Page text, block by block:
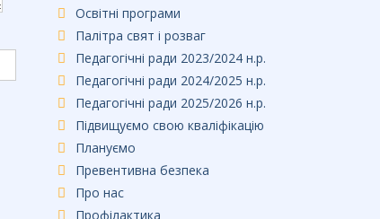
Освітні програми
Палітра свят і розваг
Педагогічні ради 2023/2024 н.р.
Педагогічні ради 2024/2025 н.р.
Педагогічні ради 2025/2026 н.р.
Підвищуємо свою кваліфікацію
Плануємо
Превентивна безпека
Про нас
Профілактика